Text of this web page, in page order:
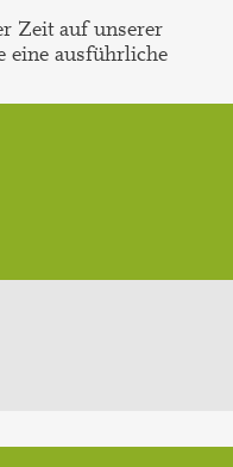
Zeit auf unserer
eine ausführliche